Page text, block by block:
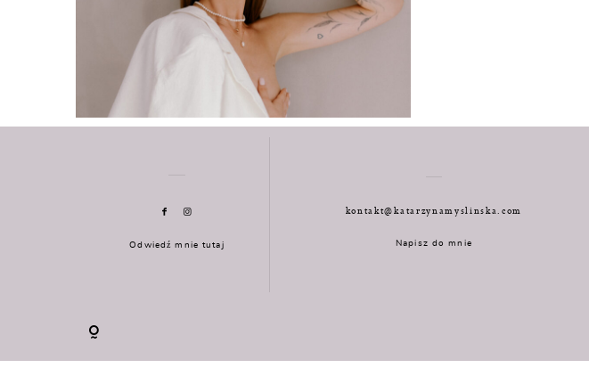
Odwiedź mnie tutaj
kontakt@katarzynamyslinska.com
Napisz do mnie